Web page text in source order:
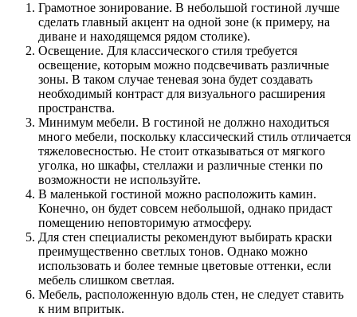
Грамотное зонирование. В небольшой гостиной лучше
сделать главный акцент на одной зоне (к примеру, на
диване и находящемся рядом столике).
Освещение. Для классического стиля требуется
освещение, которым можно подсвечивать различные
зоны. В таком случае теневая зона будет создавать
необходимый контраст для визуального расширения
пространства.
Минимум мебели. В гостиной не должно находиться
много мебели, поскольку классический стиль отличается
тяжеловесностью. Не стоит отказываться от мягкого
уголка, но шкафы, стеллажи и различные стенки по
возможности не используйте.
В маленькой гостиной можно расположить камин.
Конечно, он будет совсем небольшой, однако придаст
помещению неповторимую атмосферу.
Для стен специалисты рекомендуют выбирать краски
преимущественно светлых тонов. Однако можно
использовать и более темные цветовые оттенки, если
мебель слишком светлая.
Мебель, расположенную вдоль стен, не следует ставить
к ним впритык.